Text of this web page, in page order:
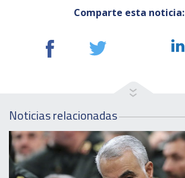
Comparte esta noticia:
Noticias relacionadas